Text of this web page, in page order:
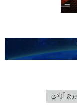
برج آزادي